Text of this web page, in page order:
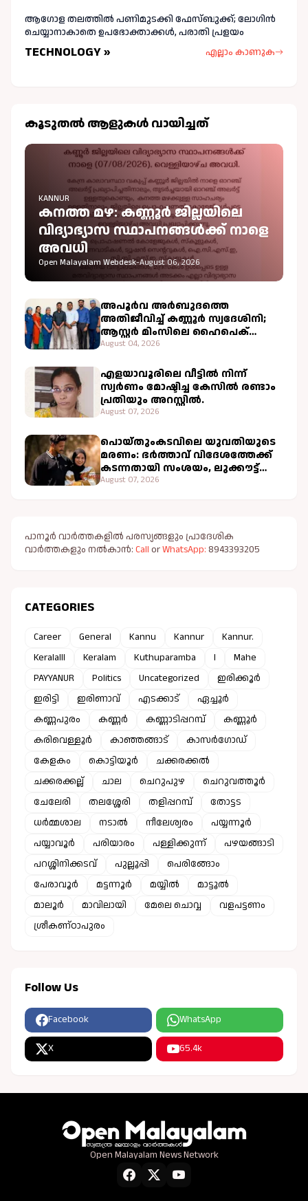
ആഗോള തലത്തിൽ പണിമുടക്കി ഫേസ്ബുക്ക്; ലോഗിന്‍
ചെയ്യാനാകാതെ ഉപഭോക്താക്കള്‍, പരാതി പ്രളയം
TECHNOLOGY » എല്ലാം കാണുക
കൂടുതല്‍ ആളുകള്‍ വായിച്ചത്
KANNUR
കനത്ത മഴ: കണ്ണൂർ ജില്ലയിലെ
വിദ്യാഭ്യാസ സ്ഥാപനങ്ങൾക്ക് നാളെ
അവധി
Open Malayalam Webdesk-August 06, 2026
അപൂർവ അർബുദത്തെ
അതിജീവിച്ച് കണ്ണൂർ സ്വദേശിനി;
ആസ്റ്റർ മിംസിലെ ഹൈപെക്
ചികിത്സ വിജയകരം
August 04, 2026
എളയാവൂരിലെ വീട്ടിൽ നിന്ന്
സ്വർണം മോഷ്ടിച്ച കേസിൽ രണ്ടാം
പ്രതിയും അറസ്റ്റിൽ.
August 07, 2026
പൊയ്‌തുംകടവിലെ യുവതിയുടെ
മരണം: ഭർത്താവ് വിദേശത്തേക്ക്
കടന്നതായി സംശയം, ലുക്കൗട്ട്
സർക്കുലർ പുറപ്പെടുവിച്ചു.
August 07, 2026
പാനൂർ വാർത്തകളിൽ പരസ്യങ്ങളും പ്രാദേശിക
വാർത്തകളും നൽകാൻ: Call orWhatsApp: 8943393205
CATEGORIES
Career General Kannu Kannur
Kannur.
Keralalll
Keralam Kuthuparamba l
Mahe
PAYYANUR
Politics Uncategorized
ഇരിക്കൂർ
ഇരിട്ടി
ഇരിണാവ് എടക്കാട്
ഏച്ചൂർ
കണ്ണപുരം
കണ്ണർ കണ്ണാടിപ്പറമ്പ്
കണ്ണൂർ
കരിവെള്ളൂർ
കാഞ്ഞങ്ങാട്
കാസർഗോഡ്
കേളകം
കൊട്ടിയൂർ
ചക്കരക്കൽ
ചക്കരക്കല്ല്
ചാല ചെറുപുഴ
ചെറുവത്തൂർ
ചേലേരി
തലശ്ശേരി തളിപ്പറമ്പ്
തോട്ടട
ധർമ്മശാല
നടാൽ നീലേശ്വരം
പയ്യന്നൂർ
പയ്യാവൂർ
പരിയാരം പള്ളിക്കുന്ന്
പഴയങ്ങാടി
പറശ്ശിനിക്കടവ്
പുല്ലൂപ്പി
പെരിങ്ങോം
പേരാവൂർ
മട്ടന്നൂർ മയ്യിൽ
മാട്ടൂൽ
മാലൂർ
മാവിലായി മേലെ ചൊവ്വ
വളപട്ടണം
ശ്രീകണ്ഠാപുരം
Follow Us
Facebook WhatsApp
X 65.4k
Open Malayalam News Network